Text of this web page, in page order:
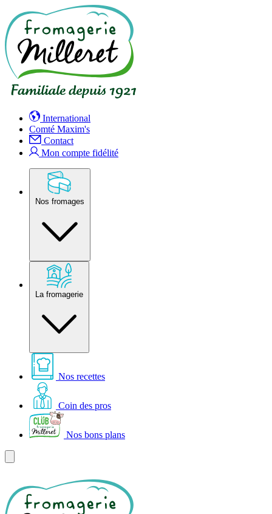
International
Comté Maxim's
Contact
Mon compte fidélité
Nos fromages
La fromagerie
Nos recettes
Coin des pros
Nos bons plans